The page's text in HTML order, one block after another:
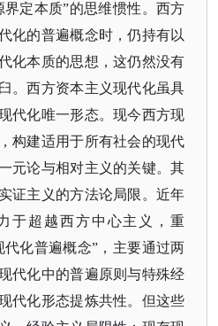
界定本质”的思维惯性。西方
化的普遍概念时，仍持有以
化本质的思想，这仍然没有
。西方资本主义现代化虽具
代化唯一形态。现今西方现
构建适用于所有社会的现代
元论与相对主义的关键。其
证主义的方法论局限。近年
于超越西方中心主义，重
化普遍概念”，主要通过两
代化中的普遍原则与特殊经
代化形态提炼共性。但这些